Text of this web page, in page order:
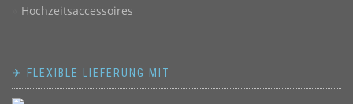
Hochzeitsaccessoires
✈ FLEXIBLE LIEFERUNG MIT